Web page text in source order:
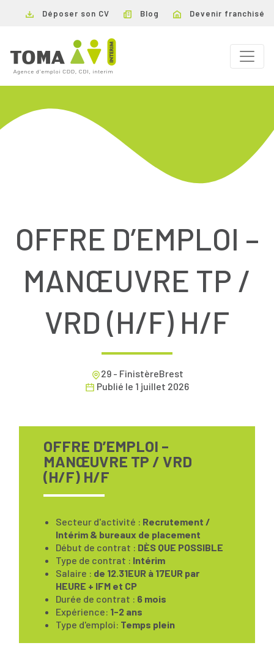
Déposer son CV Blog Devenir franchisé
OFFRE D’EMPLOI –
MANŒUVRE TP /
VRD (H/F) H/F
29 - FinistèreBrest
Publié le 1 juillet 2026
OFFRE D’EMPLOI –
MANŒUVRE TP / VRD
(H/F) H/F
Secteur d'activité : Recrutement /
Intérim & bureaux de placement
Début de contrat : DÈS QUE POSSIBLE
Type de contrat : Intérim
Salaire : de 12.31EUR à 17EUR par
HEURE + IFM et CP
Durée de contrat : 6 mois
Expérience: 1-2 ans
Type d'emploi: Temps plein